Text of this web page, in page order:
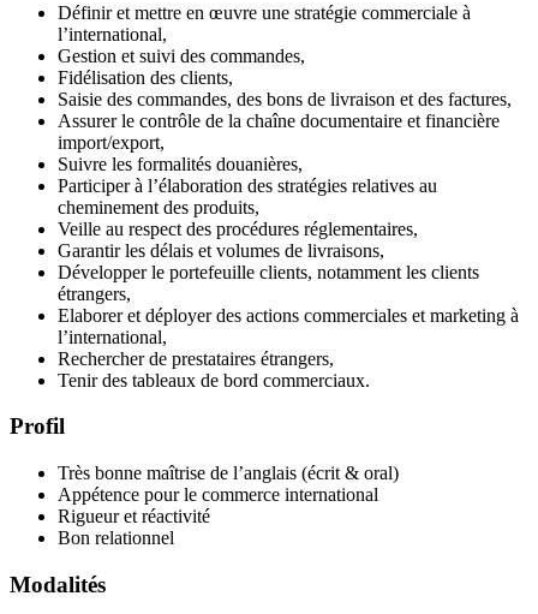
Définir et mettre en œuvre une stratégie commerciale à
l’international,
Gestion et suivi des commandes,
Fidélisation des clients,
Saisie des commandes, des bons de livraison et des factures,
Assurer le contrôle de la chaîne documentaire et financière
import/export,
Suivre les formalités douanières,
Participer à l’élaboration des stratégies relatives au
cheminement des produits,
Veille au respect des procédures réglementaires,
Garantir les délais et volumes de livraisons,
Développer le portefeuille clients, notamment les clients
étrangers,
Elaborer et déployer des actions commerciales et marketing à
l’international,
Rechercher de prestataires étrangers,
Tenir des tableaux de bord commerciaux.
Profil
Très bonne maîtrise de l’anglais (écrit & oral)
Appétence pour le commerce international
Rigueur et réactivité
Bon relationnel
Modalités